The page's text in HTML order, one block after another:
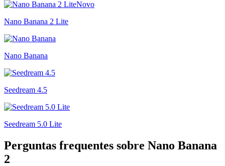
Novo
Nano Banana 2 Lite
Nano Banana
Seedream 4.5
Seedream 5.0 Lite
Perguntas frequentes sobre Nano Banana
2